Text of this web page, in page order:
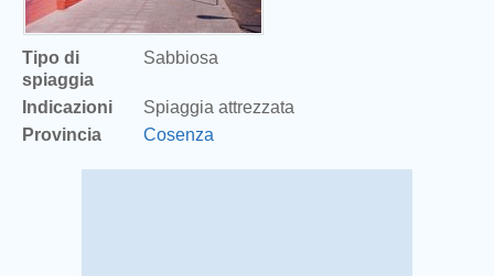
Tipo di
spiaggia
Sabbiosa
Indicazioni
Spiaggia attrezzata
Provincia
Cosenza